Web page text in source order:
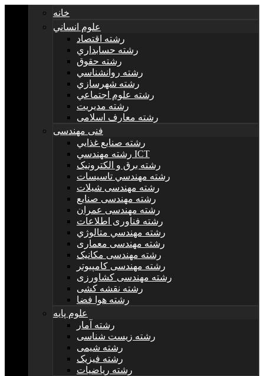
خانه
علوم انساني
رشته اقتصاد
رشته حسابداري
رشته حقوق
رشته روانشناسي
رشته شهرسازي
رشته علوم اجتماعي
رشته مديريت
رشته معارف اسلامی
فنی مهندسی
رشته صنايع غذايي
رشته مهندسي ICT
رشته برق و الکترونيک
رشته مهندسي تاسيسات
رشته مهندسی شیلات
رشته مهندسی صنایع
رشته مهندسی عمران
رشته فناوری اطلاعات
رشته مهندسي متالوژي
رشته مهندسی معماری
رشته مهندسی مکانیک
رشته مهندسی کامپیوتر
رشته مهندسی کشاورزی
رشته نقشه کشی
رشته هوا فضا
علوم پایه
رشته آمار
رشته زیست شناسی
رشته شیمی
رشته فیزیک
رشته ریاضیات